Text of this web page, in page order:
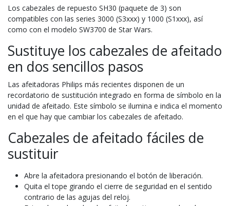
Los cabezales de repuesto SH30 (paquete de 3) son
compatibles con las series 3000 (S3xxx) y 1000 (S1xxx), así
como con el modelo SW3700 de Star Wars.
Sustituye los cabezales de afeitado
en dos sencillos pasos
Las afeitadoras Philips más recientes disponen de un
recordatorio de sustitución integrado en forma de símbolo en la
unidad de afeitado. Este símbolo se ilumina e indica el momento
en el que hay que cambiar los cabezales de afeitado.
Cabezales de afeitado fáciles de
sustituir
Abre la afeitadora presionando el botón de liberación.
Quita el tope girando el cierre de seguridad en el sentido
contrario de las agujas del reloj.